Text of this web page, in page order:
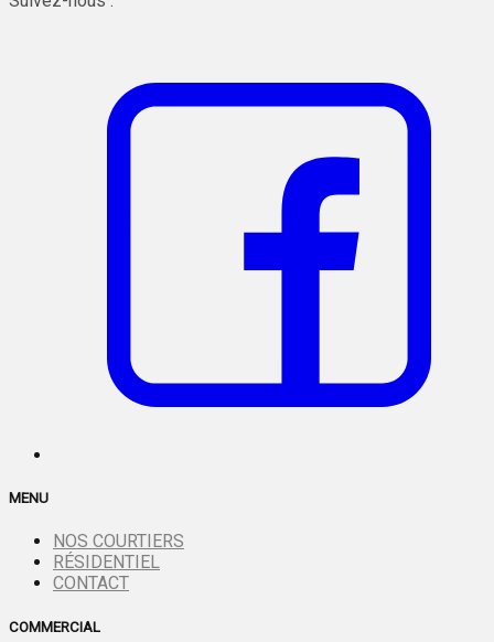
MENU
NOS COURTIERS
RÉSIDENTIEL
CONTACT
COMMERCIAL